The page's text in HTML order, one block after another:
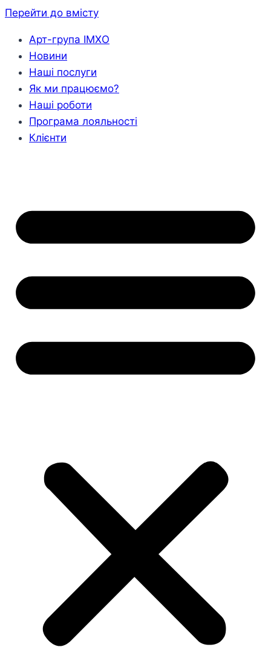
Перейти до вмісту
Арт-група ІМХО
Новини
Наші послуги
Як ми працюємо?
Наші роботи
Програма лояльності
Клієнти